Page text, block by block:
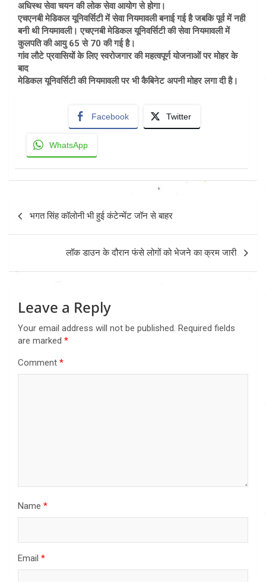
अधिस्थ सेवा चयन की लोक सेवा आयोग से होगा।
एचएनबी मेडिकल यूनिवर्सिटी में सेवा नियमावली बनाई गई है जबकि पूर्व में नही
बनी थी नियमावली। एचएनबी मेडिकल यूनिवर्सिटी की सेवा नियमावली में
कुलपति की आयु 65 से 70 की गई है।
गांव लौटे प्रवासियों के लिए स्वरोजगार की महत्वपूर्ण योजनाओं पर मोहर के
बाद
मेडिकल यूनिवर्सिटी की नियमावली पर भी कैबिनेट अपनी मोहर लगा दी है।
Facebook Twitter
WhatsApp
navigation
भगत सिंह कॉलोनी भी हुई कंटेन्मेंट जॉन से बाहर
लॉक डाउन के दौरान फंसे लोगों को भेजने का क्रम जारी
Leave a Reply
Your email address will not be published. Required fields
are marked *
Comment *
Name *
Email *